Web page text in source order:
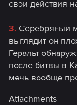
свои действия
3. Серебряный
выглядит он
Геральт
после битвы в
мечь вообще
Attachments